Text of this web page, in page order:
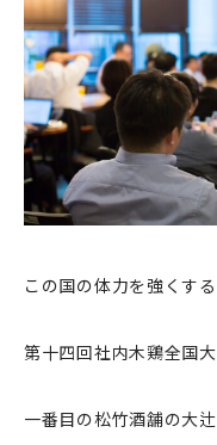
この国の体力を強くす
第十四回社内木鶏全国大
一番目の松竹酒舗の大辻